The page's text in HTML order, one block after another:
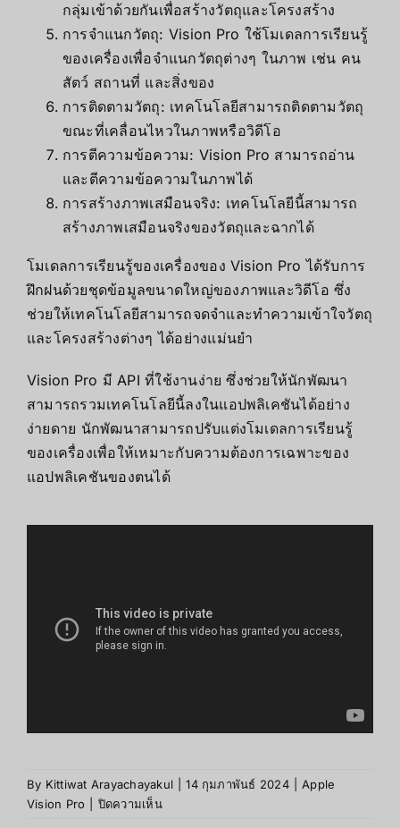
กลุ่มเข้าด้วยกันเพื่อสร้างวัตถุและโครงสร้าง
การจำแนกวัตถุ: Vision Pro ใช้โมเดลการเรียนรู้
ของเครื่องเพื่อจำแนกวัตถุต่างๆ ในภาพ เช่น คน
สัตว์ สถานที่ และสิ่งของ
การติดตามวัตถุ: เทคโนโลยีสามารถติดตามวัตถุ
ขณะที่เคลื่อนไหวในภาพหรือวิดีโอ
การตีความข้อความ: Vision Pro สามารถอ่าน
และตีความข้อความในภาพได้
การสร้างภาพเสมือนจริง: เทคโนโลยีนี้สามารถ
สร้างภาพเสมือนจริงของวัตถุและฉากได้
โมเดลการเรียนรู้ของเครื่องของ Vision Pro ได้รับการ
ฝึกฝนด้วยชุดข้อมูลขนาดใหญ่ของภาพและวิดีโอ ซึ่ง
ช่วยให้เทคโนโลยีสามารถจดจำและทำความเข้าใจวัตถุ
และโครงสร้างต่างๆ ได้อย่างแม่นยำ
Vision Pro มี API ที่ใช้งานง่าย ซึ่งช่วยให้นักพัฒนา
สามารถรวมเทคโนโลยีนี้ลงในแอปพลิเคชันได้อย่าง
ง่ายดาย นักพัฒนาสามารถปรับแต่งโมเดลการเรียนรู้
ของเครื่องเพื่อให้เหมาะกับความต้องการเฉพาะของ
แอปพลิเคชันของตนได้
By Kittiwat Arayachayakul 14 กุมภาพันธ์ 2024
Apple
Vision Pro
ปิดความเห็นบน